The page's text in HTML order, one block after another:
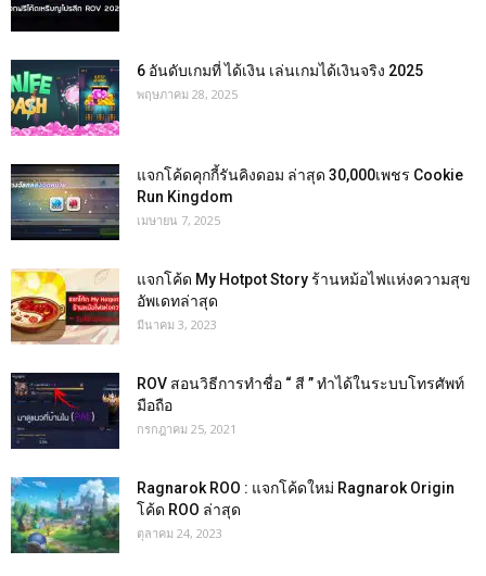
6 อันดับเกมที่ ได้เงิน เล่นเกมได้เงินจริง 2025
พฤษภาคม 28, 2025
แจกโค้ดคุกกี้รันคิงดอม ล่าสุด 30,000เพชร Cookie
Run Kingdom
เมษายน 7, 2025
แจกโค้ด My Hotpot Story ร้านหม้อไฟแห่งความสุข
อัพเดทล่าสุด
มีนาคม 3, 2023
ROV สอนวิธีการทำชื่อ “ สี ” ทำได้ในระบบโทรศัพท์
มือถือ
กรกฎาคม 25, 2021
Ragnarok ROO : แจกโค้ดใหม่ Ragnarok Origin
โค้ด ROO ล่าสุด
ตุลาคม 24, 2023